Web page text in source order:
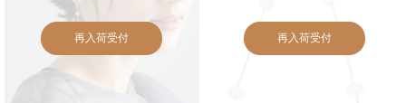
再入荷受付 再入荷受付